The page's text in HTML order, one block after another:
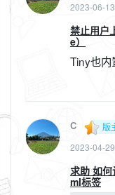
2023-06-
禁止用户
e）
Tiny也内
C
版
2023-04-
求助 如
ml标签